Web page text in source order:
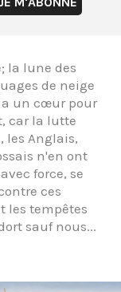
la lune des
de neige
a un cœur pour
car la lutte
les Anglais,
n'en ont
force, se
ces
les tempêtes
sauf nous...